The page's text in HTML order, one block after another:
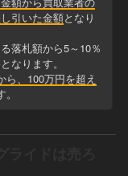
引いた金額となり
落札額から5～10％
なります。
、100万円を超え